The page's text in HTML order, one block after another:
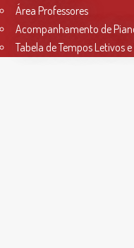
Rua Miguel Bombarda,
T. (+351) 915 335
Área Professores
Acompanhamento de
Tabela de Tempos Letivos